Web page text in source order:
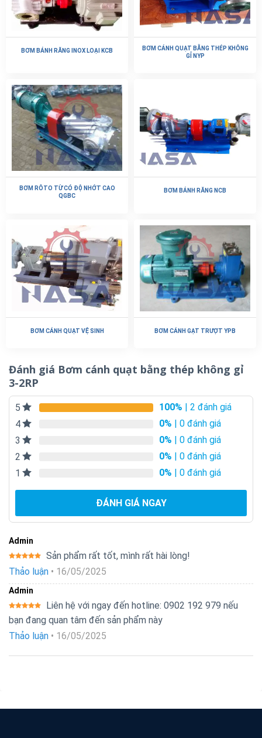
BƠM BÁNH RĂNG INOX LOẠI KCB
BƠM CÁNH QUẠT BẰNG THÉP KHÔNG
GỈ NYP
BƠM RÔTO TỪ CÓ ĐỘ NHỚT CAO
QGBC
BƠM BÁNH RĂNG NCB
BƠM CÁNH QUẠT VỆ SINH BƠM CÁNH GẠT TRƯỢT YPB
Đánh giá Bơm cánh quạt bằng thép không gỉ
3-2RP
5 100% | 2 đánh giá
4
0% | 0 đánh giá
3
0% | 0 đánh giá
2
0% | 0 đánh giá
1
0% | 0 đánh giá
ĐÁNH GIÁ NGAY
Admin
Được xếp
hạng5
Sản phẩm rất tốt, mình rất hài lòng!
Thảo luận • 16/05/2025
Admin
Được xếp
hạng 5 5
Liên hệ với ngay đến hotline: 0902 192 979 nếu
bạn đang quan tâm đến sản phẩm này
Thảo luận • 16/05/2025